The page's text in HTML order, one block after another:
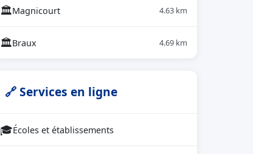
🏛Magnicourt 4.63 km
🏛Braux 4.69 km
🔗 Services en ligne
🎓Écoles et établissements